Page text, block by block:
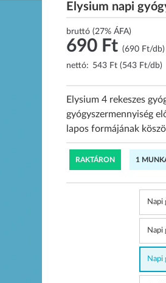
Elysium napi
bruttó (27% ÁFA)
690 Ft (690 Ft/db)
nettó: 543 Ft (543 Ft/db)
Elysium 4 rekeszes
gyógyszermennyiség
lapos formájának
RAKTÁRON 1
Napi
Napi
Napi